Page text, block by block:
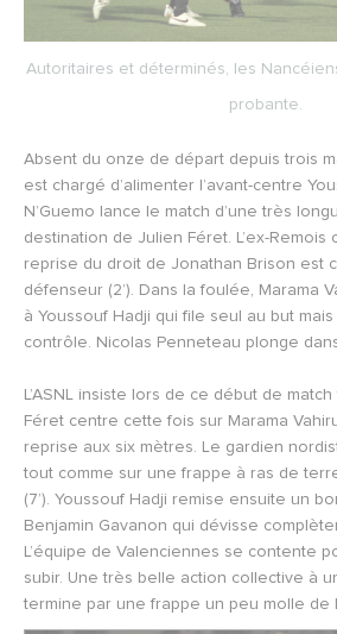
Autoritaires et déterminés, les
probante.
Absent du onze de départ depuis trois
est chargé d’alimenter l’avant-centre
N’Guemo lance le match d’une très
destination de Julien Féret. L’ex-Remois
reprise du droit de Jonathan Brison est
défenseur (2’). Dans la foulée, Marama
à Youssouf Hadji qui file seul au but
contrôle. Nicolas Penneteau plonge
L’ASNL insiste lors de ce début de
Féret centre cette fois sur Marama
reprise aux six mètres. Le gardien
tout comme sur une frappe à ras de
(7’). Youssouf Hadji remise ensuite un
Benjamin Gavanon qui dévisse
L’équipe de Valenciennes se contente
subir. Une très belle action collective à
termine par une frappe un peu molle de